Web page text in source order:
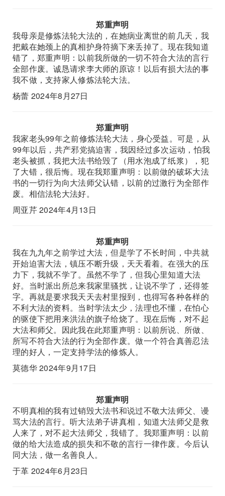
郑重声明
我母亲是修炼法轮大法的，在她病业离世的前几天，我
把戴在她颈上的真相护身符摘下来丢掉了。现在我知道
错了，郑重声明：以前我所做的一切不符合大法的言行
全部作废。诚恳请求李大师的原谅！以后有损大法的事
我不做，支持家人修炼法轮大法。
杨蕾 2024年8月27日
郑重声明
我家老头99年之前修炼法轮大法，身心受益。可是，从
99年以后，共产邪党搞迫害，我因经过多次运动，怕我
老头被抓，我把大法书给毁了（用水泡成了纸浆），犯
了大错，很后悔。现在我郑重声明：以前做的破坏大法
书的一切行为向大法师父认错，以前的过激行为全部作
废。相信法轮大法好。
周亚芹 2024年4月13日
郑重声明
我在九九年之前学过大法，但是学了不长时间，中共就
开始迫害大法，镇压不断升级，天天看着。在强大的压
力下，我就不学了。虽然不学了，但我心里知道大法
好。当时派出所总来我家里骚扰，让说不学了，还得签
字。再就是要求我天天去村里报到，也得写各种各样的
不利大法的资料。当时学法太少，法理也不懂，在怕心
的驱使下把用来洪法的旗子给烧了。现在后悔，对不起
大法和师父。因此我在此郑重声明：以前所说、所做、
所写不符合大法的行为全部作废。做一个符合真善忍法
理的好人，一定支持学法的修炼人。
莫德华 2024年9月17日
郑重声明
不明真相的我有过销毁大法书和说过不敬大法师父、谩
骂大法的言行。听大法弟子讲真相，知道大法师父是救
人来了，对不起大法师父，我错了。我郑重声明：以前
做的给大法造成的损失和不敬的言行一律作废。今后认
同大法，做一名善良人。
于革 2024年6月23日